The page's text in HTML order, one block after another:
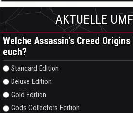
AKTUELLE
Welche Assassin's Creed
euch?
Auswahlmöglichkeiten
Standard Edition
Deluxe Edition
Gold Edition
Gods Collectors Edition